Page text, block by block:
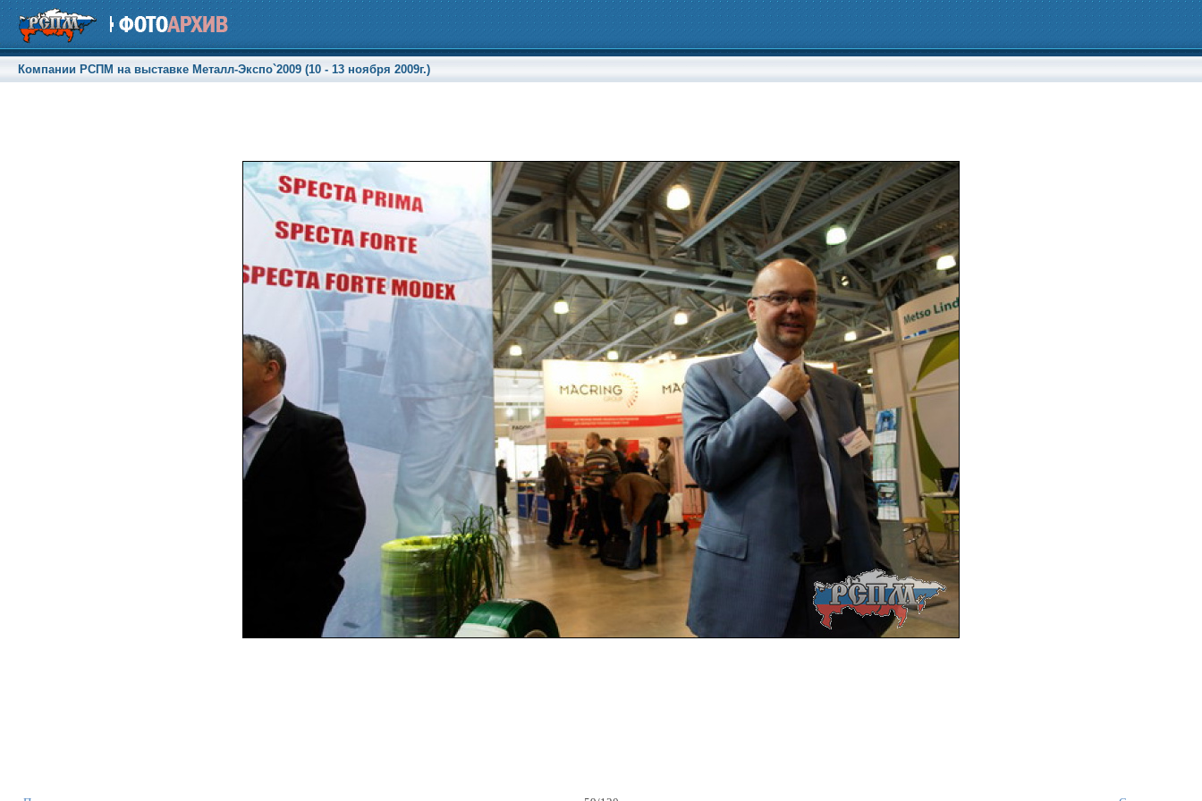
Компании РСПМ на выставке Металл-Экспо`2009 (10 - 13 ноября 2009г.)